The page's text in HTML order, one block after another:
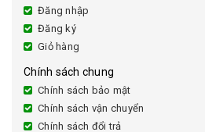
Đăng nhập
Đăng ký
Giỏ hàng
Chính sách chung
Chính sách bảo mật
Chính sách vận chuyển
Chính sách đổi trả